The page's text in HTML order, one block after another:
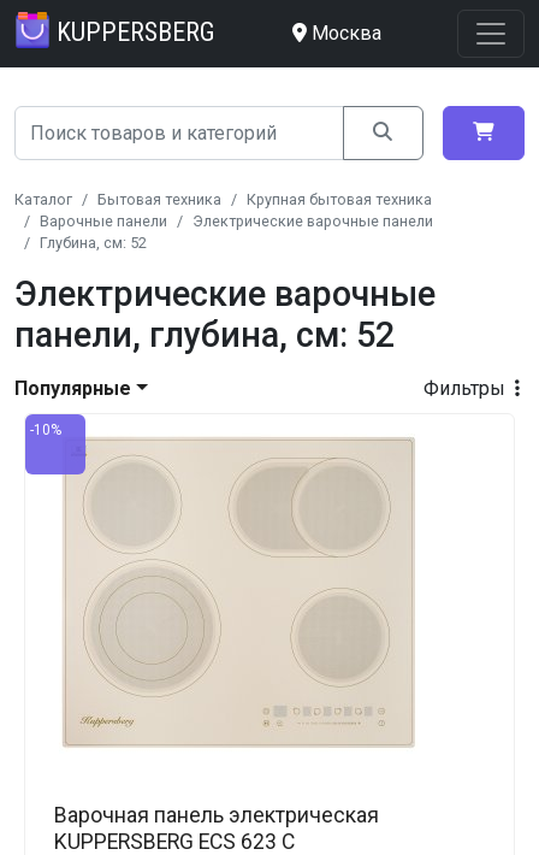
KUPPERSBERG Москва
Каталог Бытовая техника
Крупная бытовая техника
Варочные панели
Электрические варочные панели
Глубина, см: 52
Электрические варочные
панели, глубина, см: 52
Фильтры
Популярные
-10%
Варочная панель электрическая
KUPPERSBERG ECS 623 C